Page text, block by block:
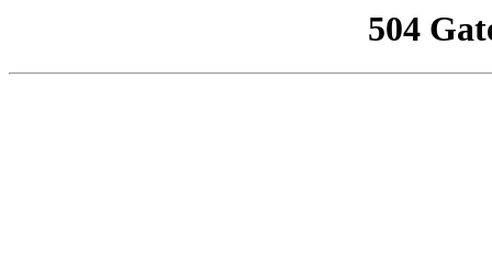
504